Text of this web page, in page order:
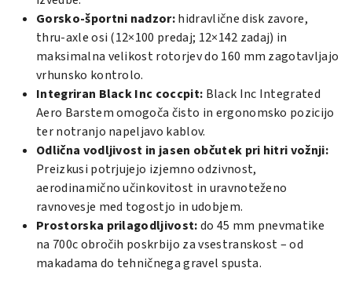
Gorsko-športni nadzor:hidravlične disk zavore,
thru-axle osi (12×100 predaj; 12×142 zadaj) in
maksimalna velikost rotorjev do 160 mm zagotavljajo
vrhunsko kontrolo.
Integriran Black Inc coccpit: Black Inc Integrated
Aero Barstem omogoča čisto in ergonomsko pozicijo
ter notranjo napeljavo kablov.
Odlična vodljivost in jasen občutek pri hitri vožnji:
Preizkusi potrjujejo izjemno odzivnost,
aerodinamično učinkovitost in uravnoteženo
ravnovesje med togostjo in udobjem.
Prostorska prilagodljivost:do 45 mm pnevmatike
na 700c obročih poskrbijo za vsestranskost – od
makadama do tehničnega gravel spusta.